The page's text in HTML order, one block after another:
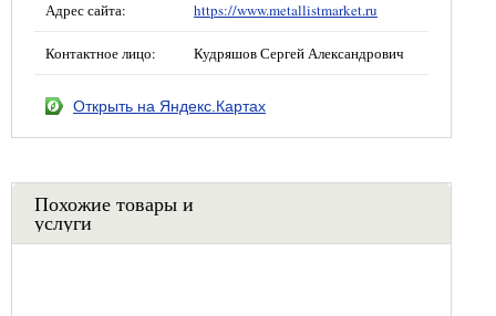
Адрес сайта: https://www.metallistmarket.ru
Контактное лицо: Кудряшов Сергей Александрович
Открыть на Яндекс.Картах
Похожие товары и
услуги